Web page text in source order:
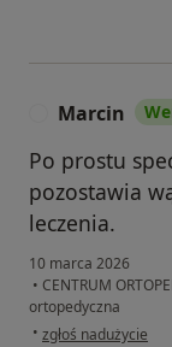
Marcin
Po prostu
pozostawia
leczenia.
10 marca 2026
• CENTRUM
ortopedyczna
• w opinii
zgłoś nadużycie